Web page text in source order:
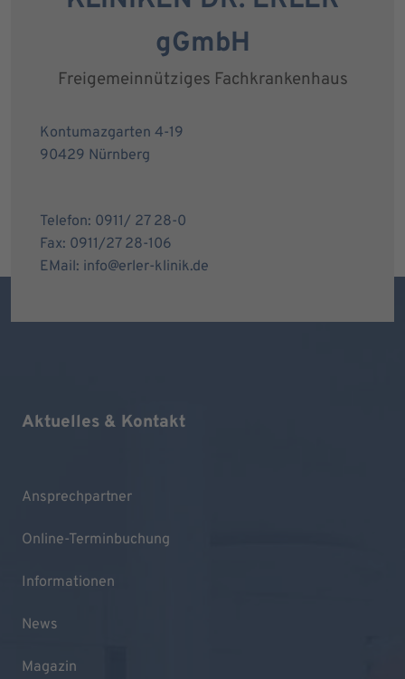
gGmbH
Freigemeinnütziges Fachkrankenhaus
Kontumazgarten 4-19
90429 Nürnberg
Telefon: 0911/ 27 28-0
Fax: 0911/27 28-106
EMail: info@erler-klinik.de
Aktuelles & Kontakt
Ansprechpartner
Online-Terminbuchung
Informationen
News
Magazin